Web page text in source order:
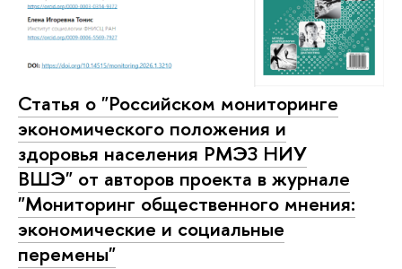
Статья о "Российском мониторинге
экономического положения и
здоровья населения РМЭЗ НИУ
ВШЭ" от авторов проекта в журнале
"Мониторинг общественного мнения:
экономические и социальные
перемены"